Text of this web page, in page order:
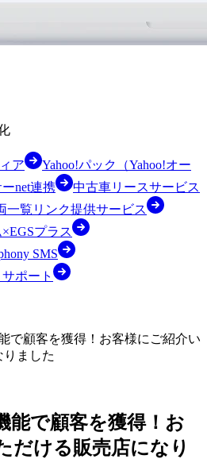
ア
Yahoo!パック（Yahoo!オー
net連携
中古車リースサービス
一覧リンク提供サービス
プラス
SMS
ポート
で顧客を獲得！お客様にご紹介い
ました
能で顧客を獲得！お
だける販売店になり